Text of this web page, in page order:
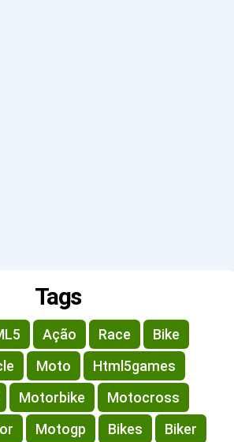
Tags
Ação Race
Bike
Moto
Html5games
Motorbike
Motocross
Motogp Bikes
Biker